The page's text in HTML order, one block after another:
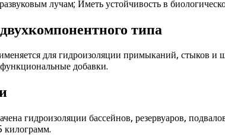
лучам; Иметь устойчивость в
типа
для гидроизоляции примыканий, стыков
добавки.
гидроизоляции бассейнов, резервуаров,